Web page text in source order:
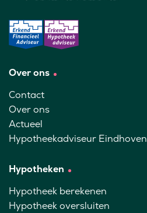
Over ons
Contact
Over ons
Actueel
Hypotheekadviseur Eindhoven
Hypotheken
Hypotheek berekenen
Hypotheek oversluiten